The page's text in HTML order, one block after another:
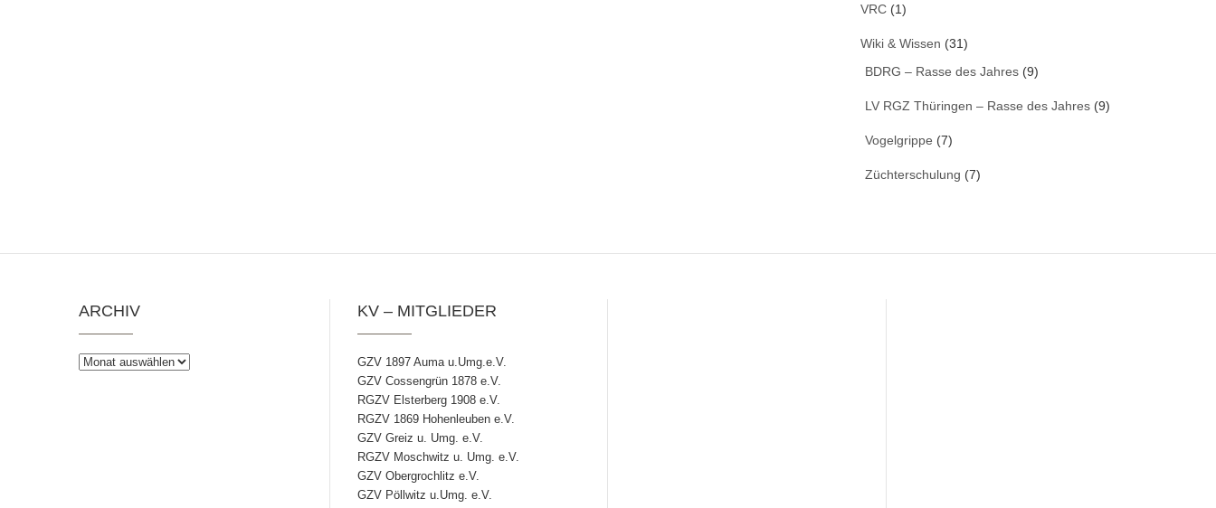
VRC (1)
Wiki & Wissen (31)
BDRG – Rasse des Jahres (9)
LV RGZ Thüringen – Rasse des Jahres (9)
Vogelgrippe (7)
Züchterschulung (7)
ARCHIV
Archiv
KV – MITGLIEDER
GZV 1897 Auma u.Umg.e.V.
GZV Cossengrün 1878 e.V.
RGZV Elsterberg 1908 e.V.
RGZV 1869 Hohenleuben e.V.
GZV Greiz u. Umg. e.V.
RGZV Moschwitz u. Umg. e.V.
GZV Obergrochlitz e.V.
GZV Pöllwitz u.Umg. e.V.